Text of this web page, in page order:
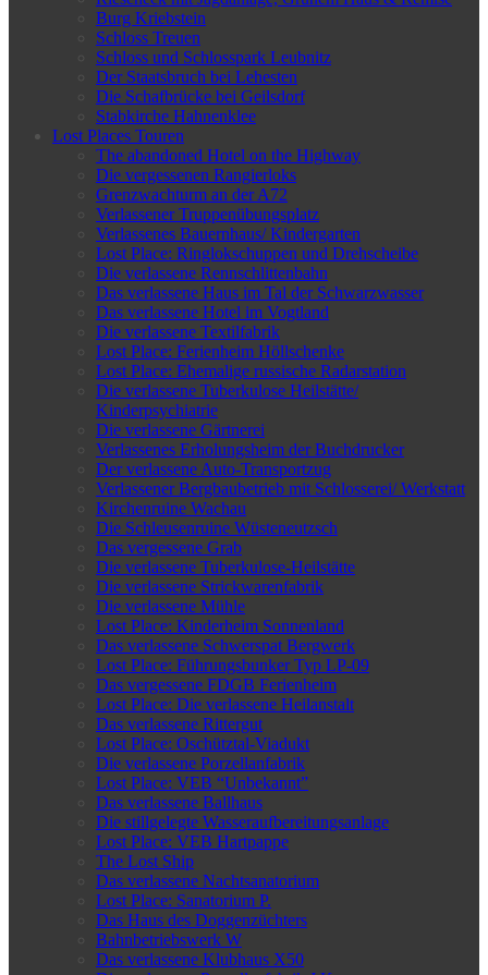
Burg Kriebstein
Schloss Treuen
Schloss und Schlosspark Leubnitz
Der Staatsbruch bei Lehesten
Die Schafbrücke bei Geilsdorf
Stabkirche Hahnenklee
Lost Places Touren
The abandoned Hotel on the Highway
Die vergessenen Rangierloks
Grenzwachturm an der A72
Verlassener Truppenübungsplatz
Verlassenes Bauernhaus/ Kindergarten
Lost Place: Ringlokschuppen und Drehscheibe
Die verlassene Rennschlittenbahn
Das verlassene Haus im Tal der Schwarzwasser
Das verlassene Hotel im Vogtland
Die verlassene Textilfabrik
Lost Place: Ferienheim Höllschenke
Lost Place: Ehemalige russische Radarstation
Die verlassene Tuberkulose Heilstätte/
Kinderpsychiatrie
Die verlassene Gärtnerei
Verlassenes Erholungsheim der Buchdrucker
Der verlassene Auto-Transportzug
Verlassener Bergbaubetrieb mit Schlosserei/ Werkstatt
Kirchenruine Wachau
Die Schleusenruine Wüsteneutzsch
Das vergessene Grab
Die verlassene Tuberkulose-Heilstätte
Die verlassene Strickwarenfabrik
Die verlassene Mühle
Lost Place: Kinderheim Sonnenland
Das verlassene Schwerspat Bergwerk
Lost Place: Führungsbunker Typ LP-09
Das vergessene FDGB Ferienheim
Lost Place: Die verlassene Heilanstalt
Das verlassene Rittergut
Lost Place: Oschütztal-Viadukt
Die verlassene Porzellanfabrik
Lost Place: VEB “Unbekannt”
Das verlassene Ballhaus
Die stillgelegte Wasseraufbereitungsanlage
Lost Place: VEB Hartpappe
The Lost Ship
Das verlassene Nachtsanatorium
Lost Place: Sanatorium P.
Das Haus des Doggenzüchters
Bahnbetriebswerk W
Das verlassene Klubhaus X50